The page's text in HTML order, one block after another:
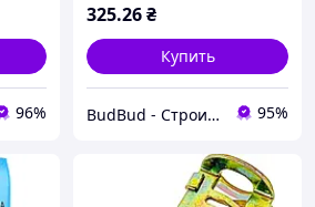
96%
325.26₴
Купить
BudBud - Строительный интернет-магазин 95%